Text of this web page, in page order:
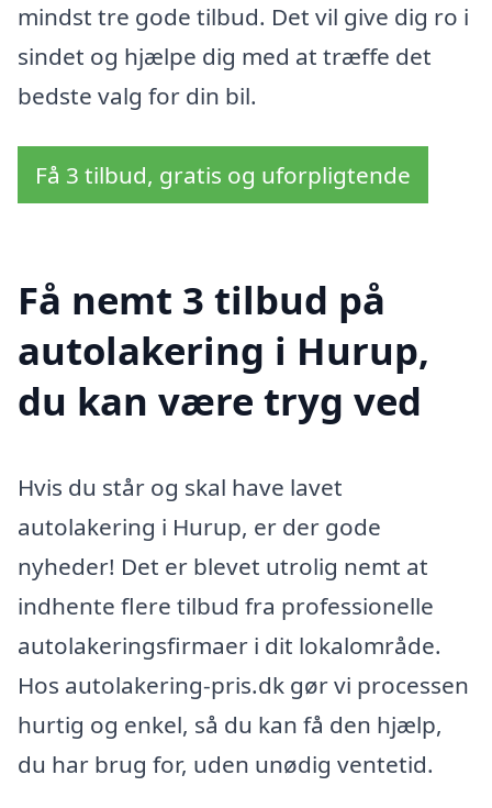
mindst tre gode tilbud. Det vil give dig ro i
sindet og hjælpe dig med at træffe det
bedste valg for din bil.
Få 3 tilbud, gratis og uforpligtende
Få nemt 3 tilbud på
autolakering i Hurup,
du kan være tryg ved
Hvis du står og skal have lavet
autolakering i Hurup, er der gode
nyheder! Det er blevet utrolig nemt at
indhente flere tilbud fra professionelle
autolakeringsfirmaer i dit lokalområde.
Hos autolakering-pris.dk gør vi processen
hurtig og enkel, så du kan få den hjælp,
du har brug for, uden unødig ventetid.